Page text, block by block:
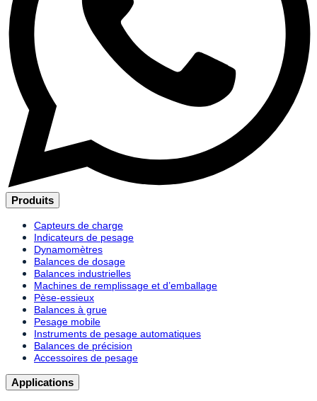
Produits
Capteurs de charge
Indicateurs de pesage
Dynamomètres
Balances de dosage
Balances industrielles
Machines de remplissage et d’emballage
Pèse-essieux
Balances à grue
Pesage mobile
Instruments de pesage automatiques
Balances de précision
Accessoires de pesage
Applications